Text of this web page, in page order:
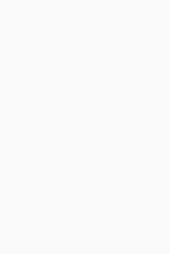
broj 97/20